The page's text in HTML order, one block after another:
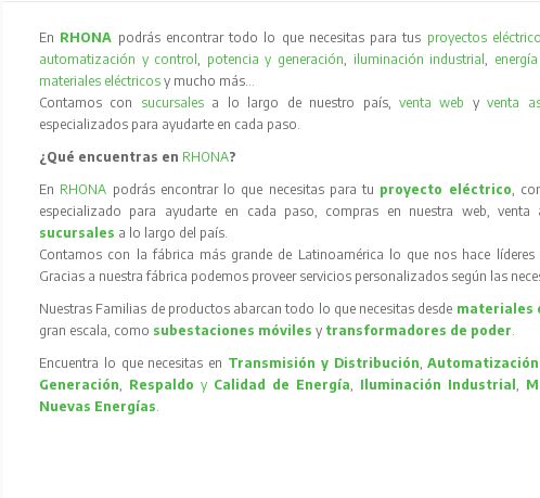
En RHONA podrás encontrar todo lo que necesitas para tus proyectos
automatización y control, potencia y generación, iluminación industrial,
materiales eléctricos y mucho más…
Contamos con sucursales a lo largo de nuestro país, venta web yventa
especializados para ayudarte en cada paso.
¿Qué encuentras en RHONA?
En RHONA podrás encontrar lo que necesitas para tu proyecto eléctrico,
especializado para ayudarte en cada paso, compras en nuestra web, venta
sucursales a lo largo del país.
Contamos con la fábrica más grande de Latinoamérica lo que nos hace líderes
Gracias a nuestra fábrica podemos proveer servicios personalizados según las
Nuestras Familias de productos abarcan todo lo que necesitas desde materiales
gran escala, como subestaciones móvilesy transformadores de poder.
Encuentra lo que necesitas en Transmisión y Distribución,
Generación, Respaldo y Calidad de Energía, Iluminación Industrial ,
Nuevas Energías.